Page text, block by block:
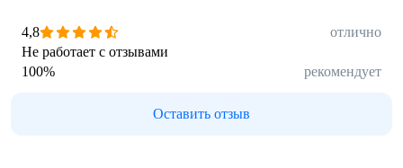
4,8
отлично
Не работает с отзывами
100% рекомендует
Оставить отзыв